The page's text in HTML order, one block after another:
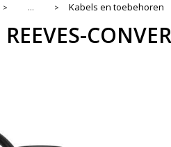
> ... > Kabels en toebehoren